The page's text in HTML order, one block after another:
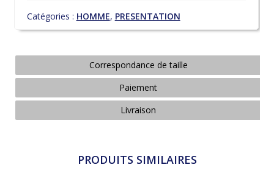
Catégories : HOMME, PRESENTATION
Correspondance de taille
Paiement
Livraison
PRODUITS SIMILAIRES